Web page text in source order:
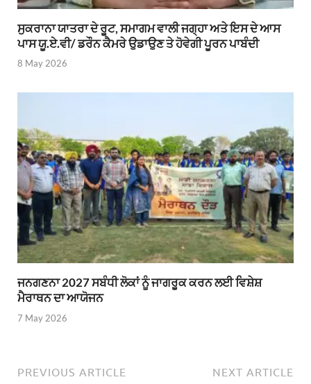
ਸੁਕਰਾਨਾ ਯਾਤਰਾ ਦੇ ਰੂਟ, ਸਮਾਗਮ ਵਾਲੀ ਜਗ੍ਹਾ ਅਤੇ ਇਸ ਦੇ ਆਸ
ਪਾਸ ਯੂ.ਏ.ਵੀ/ ਡਰੌਨ ਕੈਮਰੇ ਉਡਾਉਣ ਤੇ ਹੋਵੇਗੀ ਪੂਰਨ ਪਾਬੰਦੀ
8 May 2026
ਜਨਗਣਨਾ 2027 ਸਬੰਧੀ ਲੋਕਾਂ ਨੂੰ ਜਾਗਰੂਕ ਕਰਨ ਲਈ ਵਿਸ਼ੇਸ਼
ਮੈਰਾਥਨ ਦਾ ਆਯੋਜਨ
7 May 2026
PREVIOUS ARTICLE NEXT ARTICLE